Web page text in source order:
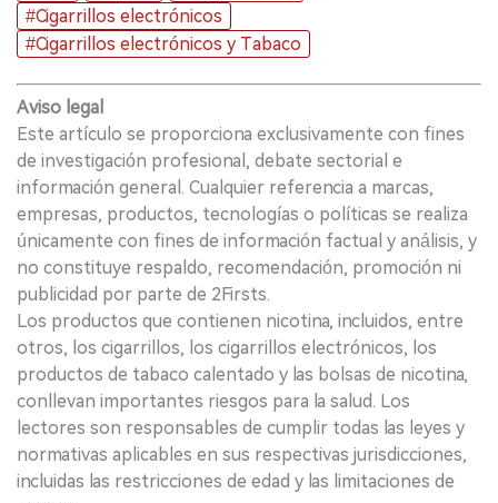
#Cigarrillos electrónicos
#Cigarrillos electrónicos y Tabaco
Aviso legal
Este artículo se proporciona exclusivamente con fines
de investigación profesional, debate sectorial e
información general. Cualquier referencia a marcas,
empresas, productos, tecnologías o políticas se realiza
únicamente con fines de información factual y análisis, y
no constituye respaldo, recomendación, promoción ni
publicidad por parte de 2Firsts.
Los productos que contienen nicotina, incluidos, entre
otros, los cigarrillos, los cigarrillos electrónicos, los
productos de tabaco calentado y las bolsas de nicotina,
conllevan importantes riesgos para la salud. Los
lectores son responsables de cumplir todas las leyes y
normativas aplicables en sus respectivas jurisdicciones,
incluidas las restricciones de edad y las limitaciones de